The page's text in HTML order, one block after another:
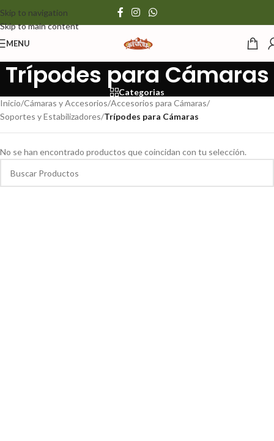
Skip to navigation
Skip to main content
MENU
Trípodes para Cámaras
Categorias
Inicio/Cámaras y Accesorios/Accesorios para Cámaras/
Soportes y Estabilizadores/Trípodes para Cámaras
No se han encontrado productos que coincidan con tu selección.